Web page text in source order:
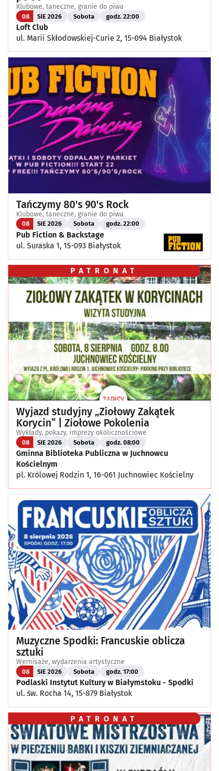
Klubowe, taneczne, granie do piwa
08 SIE 2026 Sobota godz. 22:00
Loft Club
ul. Marii Skłodowskiej-Curie 2, 15-094 Białystok
Tańczymy 80's 90's Rock
Klubowe, taneczne, granie do piwa
08 SIE 2026 Sobota godz. 22:00
Pub Fiction & Backstage
ul. Suraska 1, 15-093 Białystok
PATRONAT
Wyjazd studyjny „Ziołowy Zakątek
Korycin” | Ziołowe Pokolenia
Wykłady, pokazy, imprezy okolicznościowe
08 SIE 2026 Sobota godz. 08:00
Gminna Biblioteka Publiczna w Juchnowcu
Kościelnym
pl. Królowej Rodzin 1, 16-061 Juchnowiec Kościelny
Muzyczne Spodki: Francuskie oblicza
sztuki
Wernisaże, wydarzenia artystyczne
08 SIE 2026 Sobota godz. 17:00
Podlaski Instytut Kultury w Białymstoku - Spodki
ul. św. Rocha 14, 15-879 Białystok
PATRONAT